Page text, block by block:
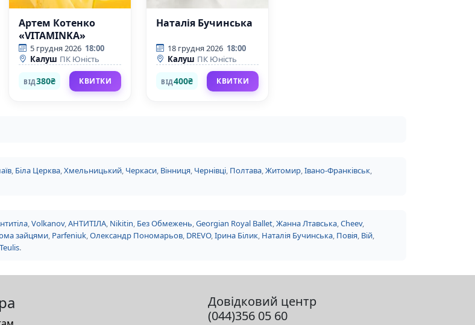
Артем Котенко
«VITAMINKA»
5 грудня 2026 18:00
Калуш ПК Юність
ВІД380₴ КВИТКИ
Наталія Бучинська
18 грудня 2026 18:00
Калуш ПК Юність
ВІД400₴ КВИТКИ
, Біла Церква,Хмельницький, Черкаси, Вінниця, Чернівці, Полтава,Житомир,Івано-Франківськ,
,Volkanov,АНТИТІЛА, Nikitin, Без Обмежень,Georgian Royal Ballet,Жанна Лтавська,Cheev,
зайцями, Parfeniuk,Олександр Пономарьов, DREVO,Ірина Білик, Наталія Бучинська, Повія, Вій,
Teulis.
Довідковий центр
(044)356 05 60